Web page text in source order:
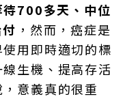
700多天、中位
，然而，癌症是
用即時適切的標
生機、提高存活
意義真的很重